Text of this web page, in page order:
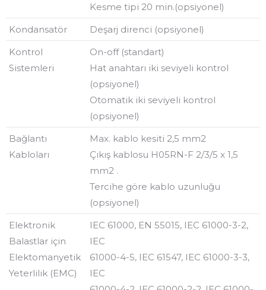
Kesme tipi 20 min.(opsiyonel)
Kondansatör
Deşarj direnci (opsiyonel)
Kontrol
Sistemleri
On-off (standart)
Hat anahtarı iki seviyeli kontrol
(opsiyonel)
Otomatik iki seviyeli kontrol
(opsiyonel)
Bağlantı
Kabloları
Max. kablo kesiti 2,5 mm2
Çıkış kablosu H05RN-F 2/3/5 x 1,5
mm2 .
Tercihe göre kablo uzunluğu
(opsiyonel)
Elektronik
Balastlar için
Elektomanyetik
Yeterlilik (EMC)
IEC 61000, EN 55015, IEC 61000-3-2,
IEC
61000-4-5, IEC 61547, IEC 61000-3-3,
IEC